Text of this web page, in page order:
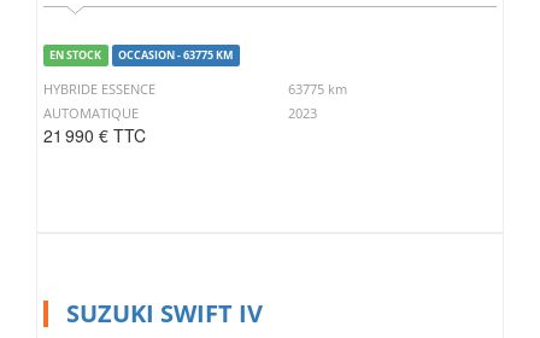
EN STOCK OCCASION - 63775 KM
HYBRIDE ESSENCE
63775 km
AUTOMATIQUE
2023
21 990 € TTC
SUZUKI SWIFT IV